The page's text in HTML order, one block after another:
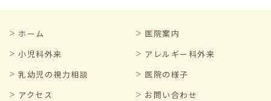
ホーム
医院案内
小児科外来
アレルギー科外来
乳幼児の視力相談
医院の様子
アクセス
お問い合わせ